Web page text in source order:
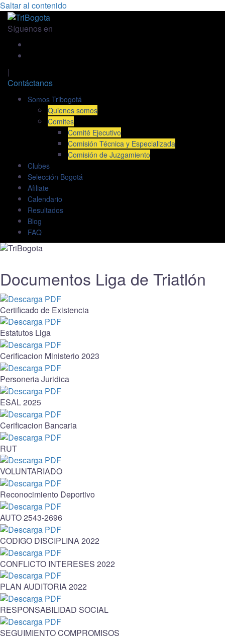
Saltar al contenido
Síguenos en
|
Contáctanos
Somos Tribogotá
Quienes somos
Comites
Comité Ejecutivo
Comisión Técnica y Especializada
Comisión de Juzgamiento
Clubes
Selección Bogotá
Afiliate
Calendario
Resultados
Blog
FAQ
Documentos Liga de Triatlón
Certificado de Existencia
Estatutos Liga
Cerificacion Ministerio 2023
Personeria Juridica
ESAL 2025
Cerificacion Bancaria
RUT
VOLUNTARIADO
Reconocimiento Deportivo
AUTO 2543-2696
CODIGO DISCIPLINA 2022
CONFLICTO INTERESES 2022
PLAN AUDITORIA 2022
RESPONSABILIDAD SOCIAL
SEGUIMIENTO COMPROMISOS